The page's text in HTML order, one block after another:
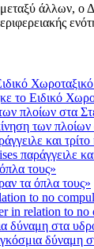
μεταξύ άλλων,
το Ειδικό
των
παράγγειλε
τα όπλα τους»
in relation to
δύναμη